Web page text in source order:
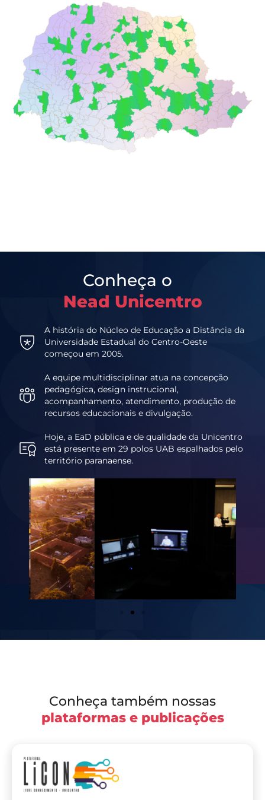
Conheça o
Nead Unicentro
A história do Núcleo de Educação a Distância da
Universidade Estadual do Centro-Oeste
começou em 2005.
A equipe multidisciplinar atua na concepção
pedagógica, design instrucional,
acompanhamento, atendimento, produção de
recursos educacionais e divulgação.
Hoje, a EaD pública e de qualidade da Unicentro
está presente em 29 polos UAB espalhados pelo
território paranaense.
Conheça também nossas
plataformas e publicações